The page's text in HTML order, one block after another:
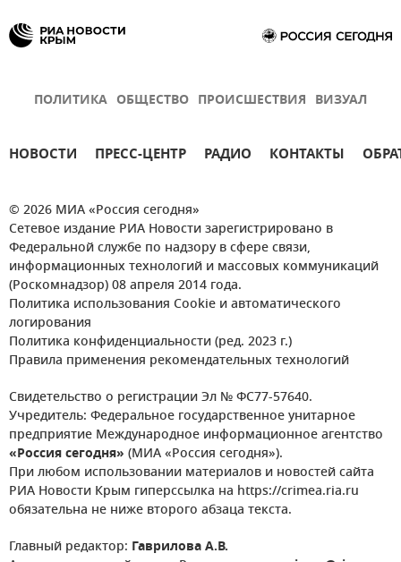
ПОЛИТИКА ОБЩЕСТВО ПРОИСШЕСТВИЯ ВИЗУАЛ
НОВОСТИ ПРЕСС-ЦЕНТР РАДИО КОНТАКТЫ
© 2026 МИА «Россия сегодня»
Сетевое издание РИА Новости зарегистрировано в
Федеральной службе по надзору в сфере связи,
информационных технологий и массовых коммуникаций
(Роскомнадзор) 08 апреля 2014 года.
Политика использования Cookie и автоматического
логирования
Политика конфиденциальности (ред. 2023 г.)
Правила применения рекомендательных технологий
Свидетельство о регистрации Эл № ФС77-57640.
Учредитель: Федеральное государственное унитарное
предприятие Международное информационное агентство
«Россия сегодня» (МИА «Россия сегодня»).
При любом использовании материалов и новостей сайта
РИА Новости Крым гиперссылка на https://crimea.ria.ru
обязательна не ниже второго абзаца текста.
Главный редактор: Гаврилова А.В.